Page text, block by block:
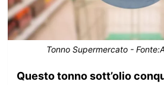
Tonno Supermercato -
Questo tonno sott’olio